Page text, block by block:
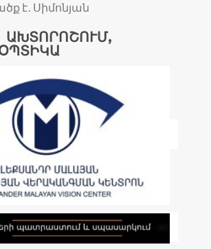
է․ Սիմոնյան
ԱԽՏՈՐՈՇՈՒՄ,